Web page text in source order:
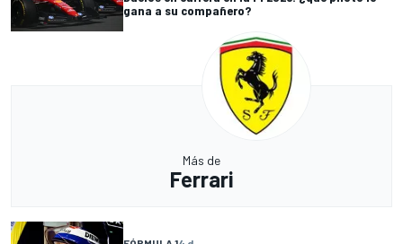
gana a su compañero?
Más de
Ferrari